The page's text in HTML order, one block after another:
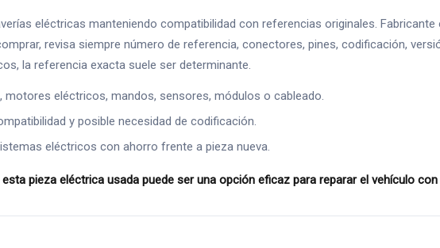
eléctricas manteniendo compatibilidad con referencias originales. Fabricante
revisa siempre número de referencia, conectores, pines, codificación,
la referencia exacta suele ser determinante.
eléctricos, mandos, sensores, módulos o cableado.
y posible necesidad de codificación.
eléctricos con ahorro frente a pieza nueva.
esta pieza eléctrica usada puede ser una opción eficaz para reparar el vehículo